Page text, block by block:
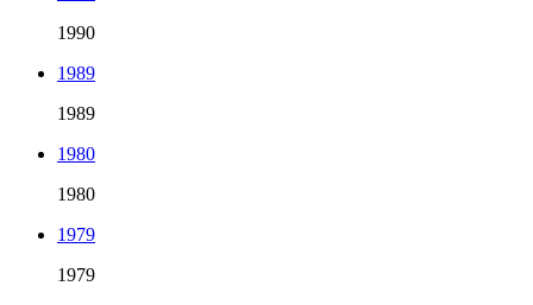
1990
1989
1989
1980
1980
1979
1979